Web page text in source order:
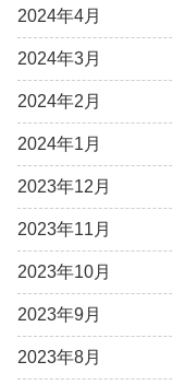
2024年4月
2024年3月
2024年2月
2024年1月
2023年12月
2023年11月
2023年10月
2023年9月
2023年8月